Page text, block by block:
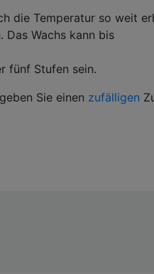
die Temperatur so weit
Das Wachs kann bis
fünf Stufen sein.
Sie einen zufälligen